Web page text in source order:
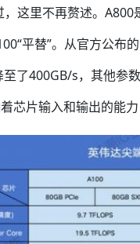
这里不再赘述。
平替”。从官方公布
了400GB/s，其他参
芯片输入和输出的能